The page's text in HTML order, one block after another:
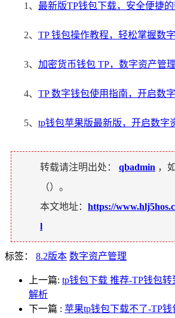
1、 最新版TP钱包下载，安全便捷
2、 TP 钱包操作教程，轻松掌握数
3、 加密货币钱包 TP，数字资产管
4、 TP 数字钱包使用指南，开启数
5、 tp钱包苹果版最新版，开启数字
转载请注明出处： qbadmin ，
（）。
本文地址： https://
l
标签： 8.2版本 数字资产管理
上一篇: tp钱包下载 推荐-TP钱包
解析
下一篇 : 苹果tp钱包下载不了-TP